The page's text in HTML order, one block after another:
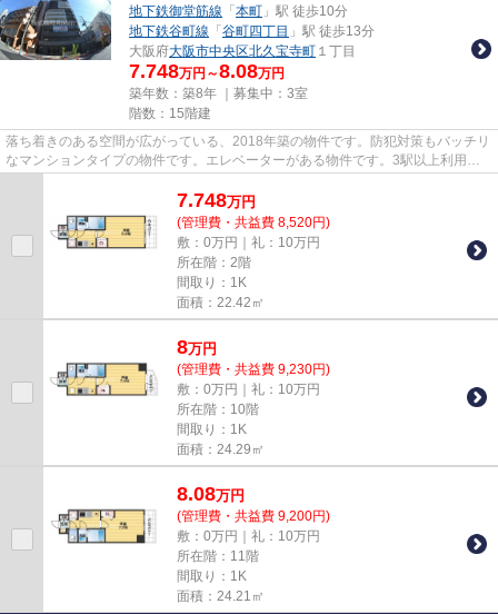
地下鉄御堂筋線 「 本町 」駅 徒歩10分
地下鉄谷町線 「 谷町四丁目 」駅 徒歩13分
大阪府大阪市中央区北久宝寺町 １丁目
7.748万円～8.08万円
築年数：築8年 ｜募集中： 3室
階数：15階建
落ち着きのある空間が広がっている、2018年築の物件です。防犯対策もバッチリ
なマンションタイプの物件です。エレベーターがある物件です。3駅以上利用で
7.748万円
(管理費・共益費 8,520円)
敷：0万円｜礼：10万円
所在階：2階
間取り：1K
面積：22.42㎡
8万円
(管理費・共益費 9,230円)
敷：0万円｜礼：10万円
所在階：10階
間取り：1K
面積：24.29㎡
8.08万円
(管理費・共益費 9,200円)
敷：0万円｜礼：10万円
所在階：11階
間取り：1K
面積：24.21㎡